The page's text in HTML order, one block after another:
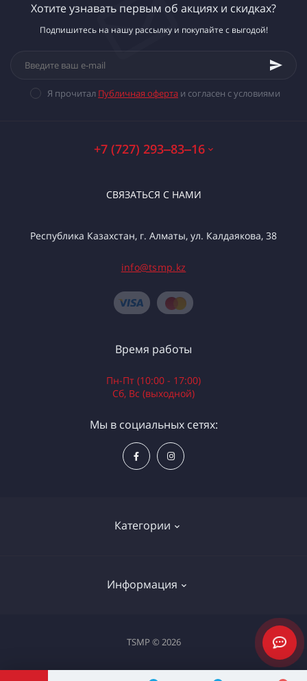
Хотите узнавать первым об акциях и скидках?
Подпишитесь на нашу рассылку и покупайте с выгодой!
Я прочитал Публичная оферта и согласен с условиями
+7 (727) 293‒83‒16
СВЯЗАТЬСЯ С НАМИ
Республика Казахстан, г. Алматы, ул. Калдаякова, 38
info@tsmp.kz
Категории
Электроинструменты
Информация
Доставка и оплата
Время работы
Пн-Пт (10:00 - 17:00)
Сб, Вс (выходной)
Мы в социальных сетях:
TSMP © 2026